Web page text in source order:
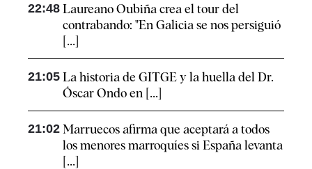
22:48 Laureano Oubiña crea el tour del
contrabando: "En Galicia se nos persiguió
[...]
21:05 La historia de GITGE y la huella del Dr.
Óscar Ondo en [...]
21:02 Marruecos afirma que aceptará a todos
los menores marroquíes si España levanta
[...]